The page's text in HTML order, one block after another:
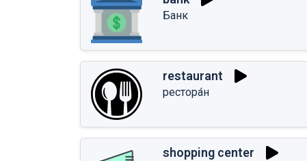
Банк
restaurant
рестора́н
shopping center